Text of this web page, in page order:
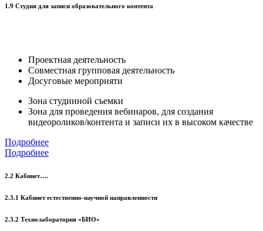
1.9 Студия для записи образовательного контента
Проектная деятельность
Совместная групповая деятельность
Досуговые мероприяти
Зона студииной съемки
Зона для проведения вебинаров, для создания
видеороликов/контента и записи их в высоком качестве
Подробнее
Подробнее
2.2 Кабинет….
2.3.1 Кабинет естественно-научной направленности
2.3.2 Технолаборатория «БИО»